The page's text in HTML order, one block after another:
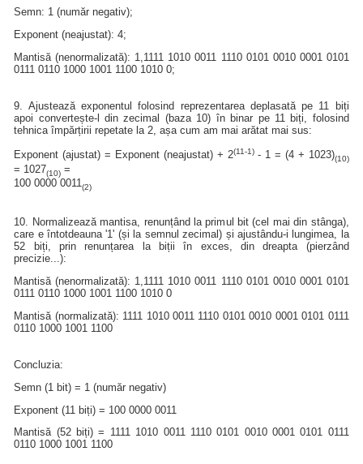
Semn: 1 (număr negativ);
Exponent (neajustat): 4;
Mantisă (nenormalizată): 1,1111 1010 0011 1110 0101 0010 0001 0101
0111 0110 1000 1001 1100 1010 0;
9. Ajustează exponentul folosind reprezentarea deplasată pe 11 biți
apoi convertește-l din zecimal (baza 10) în binar pe 11 biți, folosind
tehnica împărțirii repetate la 2, așa cum am mai arătat mai sus:
Exponent (ajustat) = Exponent (neajustat) + 2(11-1)- 1 = (4 + 1023)(10)
= 1027(10) =
100 0000 0011(2)
10. Normalizează mantisa, renunțând la primul bit (cel mai din stânga),
care e întotdeauna '1' (și la semnul zecimal) și ajustându-i lungimea, la
52 biți, prin renunțarea la biții în exces, din dreapta (pierzând
precizie...):
Mantisă (nenormalizată): 1,1111 1010 0011 1110 0101 0010 0001 0101
0111 0110 1000 1001 1100 1010 0
Mantisă (normalizată): 1111 1010 0011 1110 0101 0010 0001 0101 0111
0110 1000 1001 1100
Concluzia:
Semn (1 bit) = 1 (număr negativ)
Exponent (11 biți) = 100 0000 0011
Mantisă (52 biți) = 1111 1010 0011 1110 0101 0010 0001 0101 0111
0110 1000 1001 1100